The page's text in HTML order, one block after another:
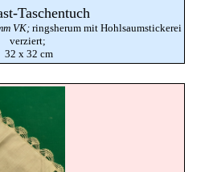
-Taschentuch
VK; ringsherum mit Hohlsaumstickerei
verziert;
32 x 32 cm